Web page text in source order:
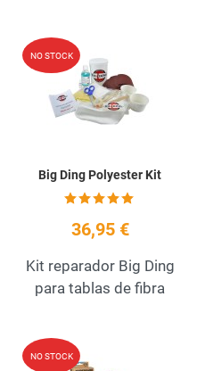
NO STOCK
Big Ding Polyester Kit
36,95 €
Kit reparador Big Ding
para tablas de fibra
NO STOCK